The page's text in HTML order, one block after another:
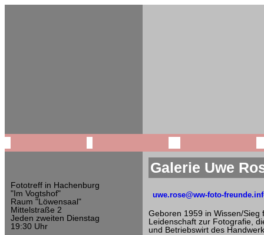
Fototreff in Hachenburg
"Im Vogtshof"
Raum "Löwensaal"
Mittelstraße 2
Jeden zweiten Dienstag
19:30 Uhr
Galerie Uwe
uwe.rose@ww-foto-
Geboren 1959 in Wissen/
Leidenschaft zur Fotografie,
und Betriebswirt des